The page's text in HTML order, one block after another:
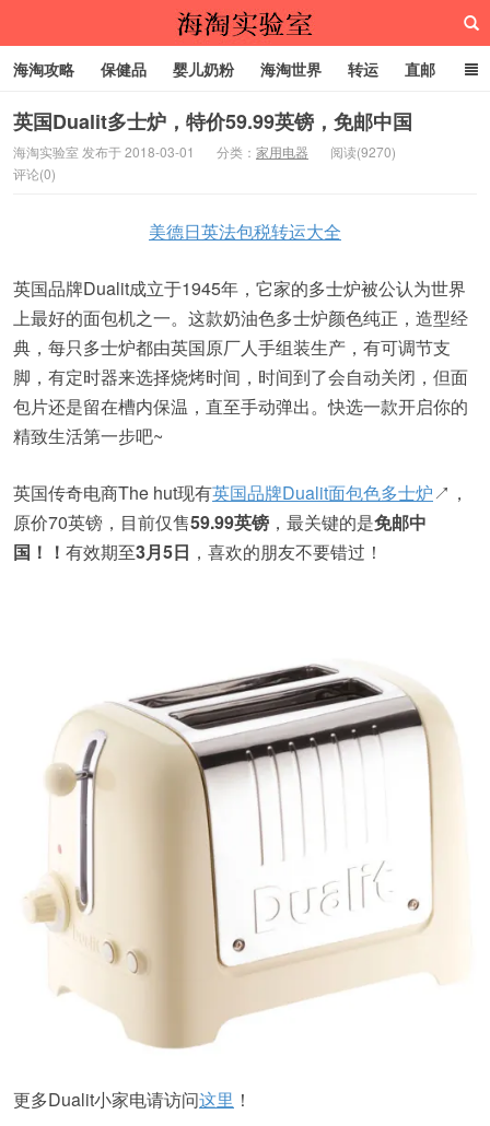
海淘攻略 保健品 婴儿奶粉 海淘世界 转运 直邮
代购服务
英国Dualit多士炉，特价59.99英镑，免邮中国
海淘实验室 发布于 2018-03-01 分类： 家用电器
阅读(9270)
评论(0)
美德日英法包税转运大全
英国品牌Dualit成立于1945年，它家的多士炉被公认为世界
上最好的面包机之一。这款奶油色多士炉颜色纯正，造型经
典，每只多士炉都由英国原厂人手组装生产，有可调节支
脚，有定时器来选择烧烤时间，时间到了会自动关闭，但面
包片还是留在槽内保温，直至手动弹出。快选一款开启你的
精致生活第一步吧~
英国传奇电商The hut现有英国品牌Dualit面包色多士炉↗，
原价70英镑，目前仅售59.99英镑 ，最关键的是免邮中
国！！ 有效期至3月5日 ，喜欢的朋友不要错过！
更多Dualit小家电请访问这里 ！